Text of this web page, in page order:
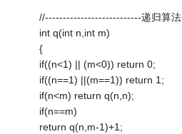
//---------------------------递归算法
int q(int n,int m)
{
if((n<1) || (m<0)) return 0;
if((n==1) ||(m==1)) return 1;
if(n<m) return q(n,n);
if(n==m)
return q(n,m-1)+1;